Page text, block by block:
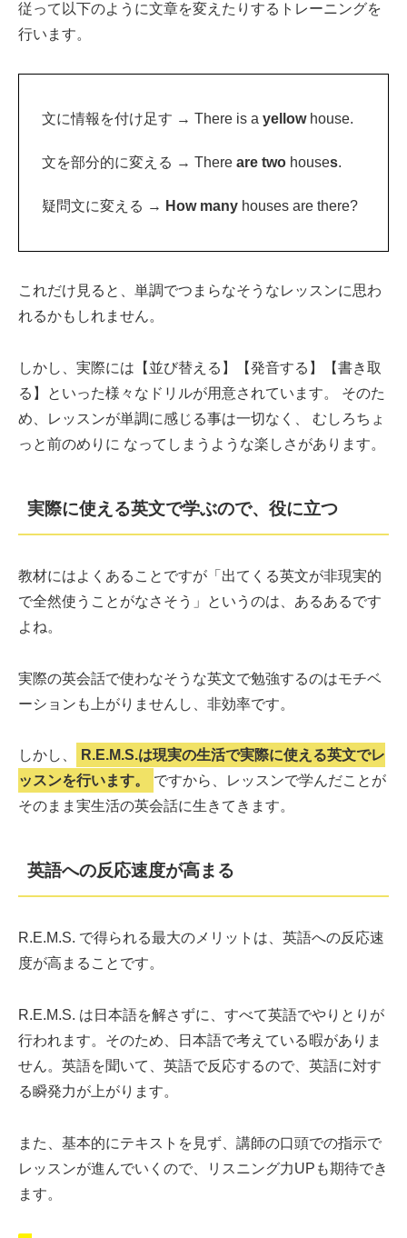
従って以下のように文章を変えたりするトレーニングを
行います。
文に情報を付け足す → There is a yellowhouse.
文を部分的に変える → There are two houses.
疑問文に変える → How many houses are there?
これだけ見ると、単調でつまらなそうなレッスンに思わ
れるかもしれません。
しかし、実際には【並び替える】【発音する】【書き取
る】といった様々なドリルが用意されています。 そのた
め、レッスンが単調に感じる事は一切なく、 むしろちょ
っと前のめりに なってしまうような楽しさがあります。
実際に使える英文で学ぶので、役に立つ
教材にはよくあることですが「出てくる英文が非現実的
で全然使うことがなさそう」というのは、あるあるです
よね。
実際の英会話で使わなそうな英文で勉強するのはモチベ
ーションも上がりませんし、非効率です。
しかし、
R.E.M.S.は現実の生活で実際に使える英文でレ
ッスンを行います。
ですから、レッスンで学んだことが
そのまま実生活の英会話に生きてきます。
英語への反応速度が高まる
R.E.M.S. で得られる最大のメリットは、英語への反応速
度が高まることです。
R.E.M.S. は日本語を解さずに、すべて英語でやりとりが
行われます。そのため、日本語で考えている暇がありま
せん。英語を聞いて、英語で反応するので、英語に対す
る瞬発力が上がります。
また、基本的にテキストを見ず、講師の口頭での指示で
レッスンが進んでいくので、リスニング力UPも期待でき
ます。